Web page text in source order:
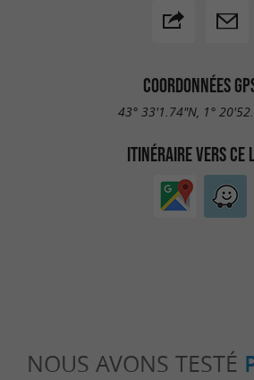
COORDONNÉES
43° 33'1.74"N, 1°
ITINÉRAIRE VERS CE
NOUS AVONS TESTÉ